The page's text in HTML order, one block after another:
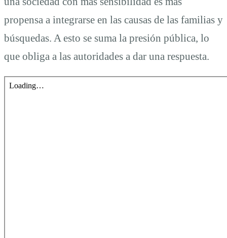
propensa a integrarse en las causas de las familias y
búsquedas. A esto se suma la presión pública, lo
que obliga a las autoridades a dar una respuesta.